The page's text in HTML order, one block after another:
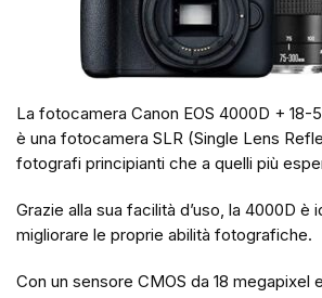
La fotocamera Canon EOS 4000D +
è una fotocamera SLR (Single Lens
fotografi principianti che a quelli più
Grazie alla sua facilità d’uso, la 4000D è
migliorare le proprie abilità fotografiche.
Con un sensore CMOS da 18 megapixel